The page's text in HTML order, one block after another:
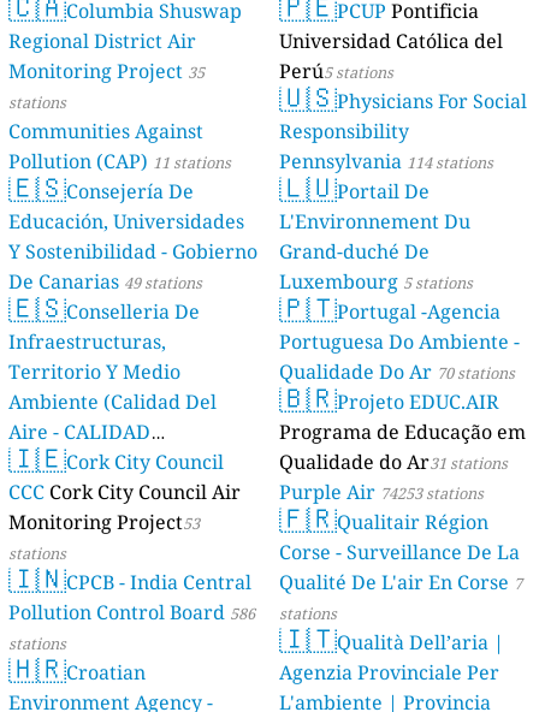
Columbia Shuswap
Regional District Air
Monitoring Project 35
stations
Communities Against
Pollution (CAP) 11 stations
🇪🇸Consejería De
Educación, Universidades
Y Sostenibilidad - Gobierno
De Canarias 49 stations
🇪🇸Conselleria De
Infraestructuras,
Territorio Y Medio
Ambiente (Calidad Del
Aire - CALIDAD
AMBIENTAL) 23 stations
🇮🇪Cork City Council
CCC Cork City Council Air
Monitoring Project53
stations
🇮🇳CPCB - India Central
Pollution Control Board 586
stations
🇭🇷Croatian
Environment Agency -
PCUP Pontificia
Universidad Católica del
Perú5 stations
🇺🇸Physicians For Social
Responsibility
Pennsylvania 114 stations
🇱🇺Portail De
L'Environnement Du
Grand-duché De
Luxembourg 5 stations
🇵🇹Portugal -Agencia
Portuguesa Do Ambiente -
Qualidade Do Ar 70 stations
🇧🇷Projeto EDUC.AIR
Programa de Educação em
Qualidade do Ar31 stations
Purple Air 74253 stations
🇫🇷Qualitair Région
Corse - Surveillance De La
Qualité De L'air En Corse 7
stations
🇮🇹Qualità Dell’aria |
Agenzia Provinciale Per
L'ambiente | Provincia